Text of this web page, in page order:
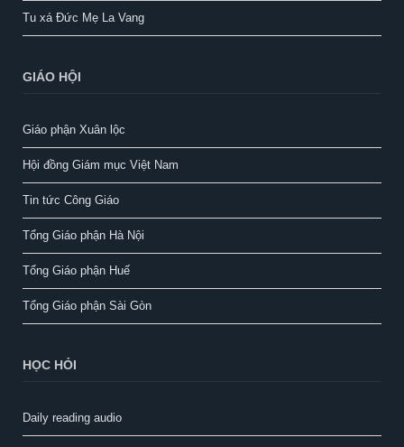
Tu xá Đức Mẹ La Vang
GIÁO HỘI
Giáo phận Xuân lộc
Hội đồng Giám mục Việt Nam
Tin tức Công Giáo
Tổng Giáo phận Hà Nội
Tổng Giáo phận Huế
Tổng Giáo phận Sài Gòn
HỌC HỎI
Daily reading audio